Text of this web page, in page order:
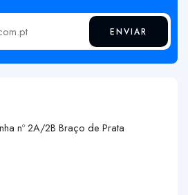
ENVIAR
nº 2A/2B Braço de Prata